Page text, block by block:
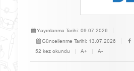
Yayınlanma Tarihi: 09.07.2026
Güncellenme Tarihi: 13.07.2026
52 kez okundu
A+ A-